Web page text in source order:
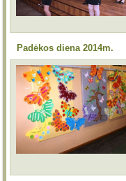
Padėkos diena 2014m.